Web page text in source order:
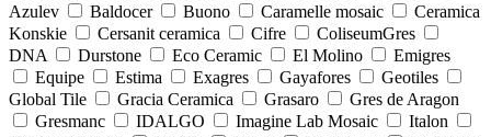
Azulev
Baldocer Buono Caramelle mosaic
Ceramica
Konskie
Cersanit ceramica Cifre
ColiseumGres
DNA
Durstone Eco Ceramic El Molino
Emigres
Equipe
Estima Exagres Gayafores
Geotiles
Global Tile
Gracia Ceramica Grasaro
Gres de Aragon
Gresmanc
IDALGO Imagine Lab Mosaic
Italon